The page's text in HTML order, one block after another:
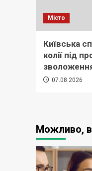
Місто
Київська
колії під
07.08.2026
Можливо,